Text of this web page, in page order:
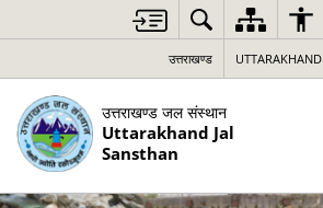
उत्तराखण्ड UTTARAKHAND
उत्तराखण्ड जल संस्थान
Uttarakhand Jal
Sansthan